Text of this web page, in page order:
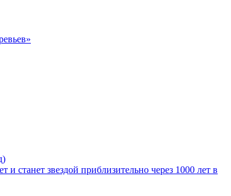
станет звездой приблизительно через 1000 лет в